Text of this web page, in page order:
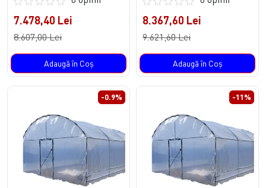
7.478,40 Lei
8.607,00 Lei
Adaugă în Coş
8.367,60 Lei
9.621,60 Lei
Adaugă în Coş
-0.9% -11%